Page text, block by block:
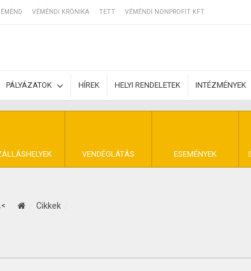
VÉMÉNDI KRÓNIKA TETT VÉMÉNDI NONPROFIT KFT.
PÁLYÁZATOK HÍREK HELYI RENDELETEK INTÉZMÉNYEK
VENDÉGLÁTÁS ESEMÉNYEK
Cikkek